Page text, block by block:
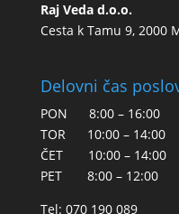
Raj Veda d.o.o.
Cesta k Tamu 9, 2000
Delovni čas
PON 8:00 – 16:00
TOR 10:00 – 14:00
ČET 10:00 – 14:00
PET 8:00 – 12:00
Tel: 070 190 089